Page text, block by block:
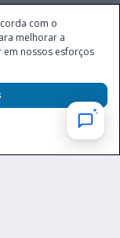
0001-84), com
3º andar, Itaim Bibi, no
133, Brasil - empresa
conforme Portaria nº
11.2.2025.
com o
melhorar a
em nossos esforços